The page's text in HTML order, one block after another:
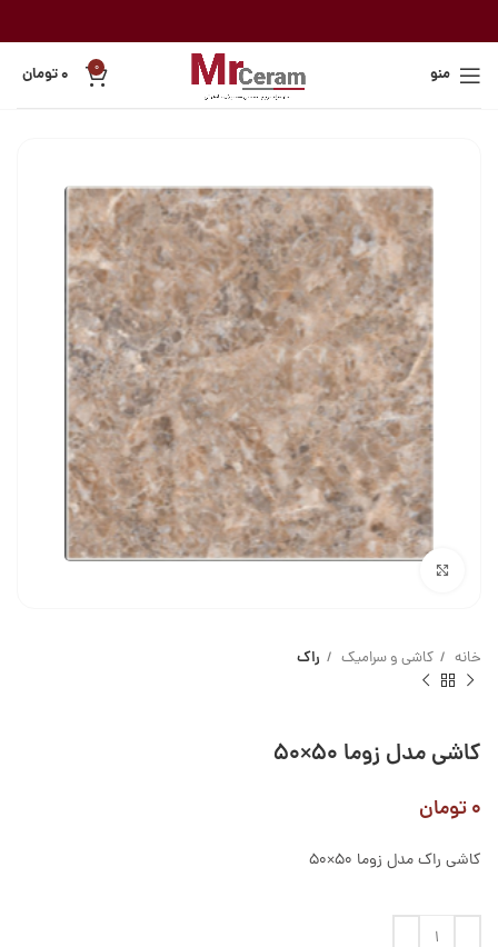
منو 0 ۰تومان
بزرگنمایی تصویر
خانه کاشی و سرامیک راک
کاشی مدل زوما ۵۰×۵۰
۰تومان
کاشی راک مدل زوما ۵۰×۵۰